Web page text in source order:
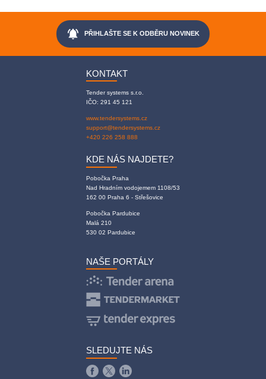
notifications_active PŘIHLAŠTE SE K ODBĚRU NOVINEK
KONTAKT
Tender systems s.r.o.
IČO: 291 45 121
www.tendersystems.cz
support@tendersystems.cz
+420 226 258 888
KDE NÁS NAJDETE?
Pobočka Praha
Nad Hradním vodojemem 1108/53
162 00 Praha 6 - Střešovice
Pobočka Pardubice
Malá 210
530 02 Pardubice
NAŠE PORTÁLY
SLEDUJTE NÁS